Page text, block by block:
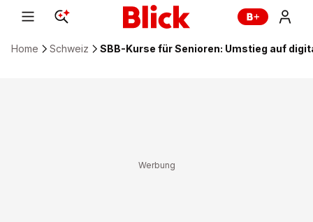
Home Schweiz SBB-Kurse für Senioren: Umstieg auf